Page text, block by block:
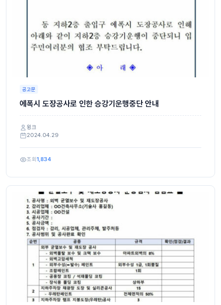
공고문
에폭시 도장공사로 인한 승강기운행중단 안내
윙크
2024.04.29
조회1,834